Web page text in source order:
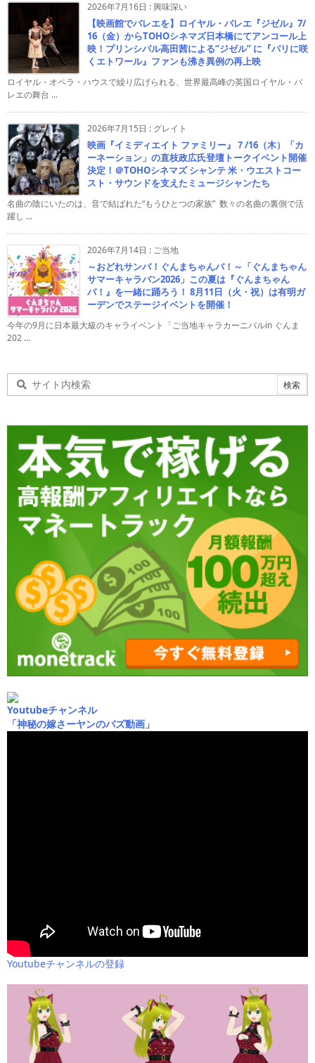
2026年7月16日 :興味深い
【映画館でバレエを】ロイヤル・バレエ『ジゼル』7/
16（金）からTOHOシネマズ日本橋にてアンコール上
映！プリンシパル高田茜による“ジゼル” に『パリに咲
くエトワール』ファンも沸き異例の再上映
ロイヤル・オペラ・ハウスで繰り広げられる、世界最高峰の英国ロイヤル・バ
レエの舞台 ...
2026年7月15日 : グレイト
映画『イミディエイト ファミリー』７/16（木）「カ
ーネーション」の直枝政広氏登壇トークイベント開催
決定！＠TOHOシネマズ シャンテ 米・ウエストコー
スト・サウンドを支えたミュージシャンたち
名曲の陰にいたのは、音で結ばれた“もうひとつの家族” 数々の名曲の裏側で活
躍し ...
2026年7月14日 : ご当地
～おどれサンバ！ぐんまちゃんバ！～「ぐんまちゃん
サマーキャラバン2026」この夏は『ぐんまちゃん
バ！』を一緒に踊ろう！ 8月11日（火・祝）は有明ガ
ーデンでステージイベントを開催！
今年の9月に日本最大級のキャライベント「ご当地キャラカーニバルin ぐんま
202 ...
Youtubeチャンネル
「神秘の嫁さーヤンのバズ動画」
Youtubeチャンネルの登録